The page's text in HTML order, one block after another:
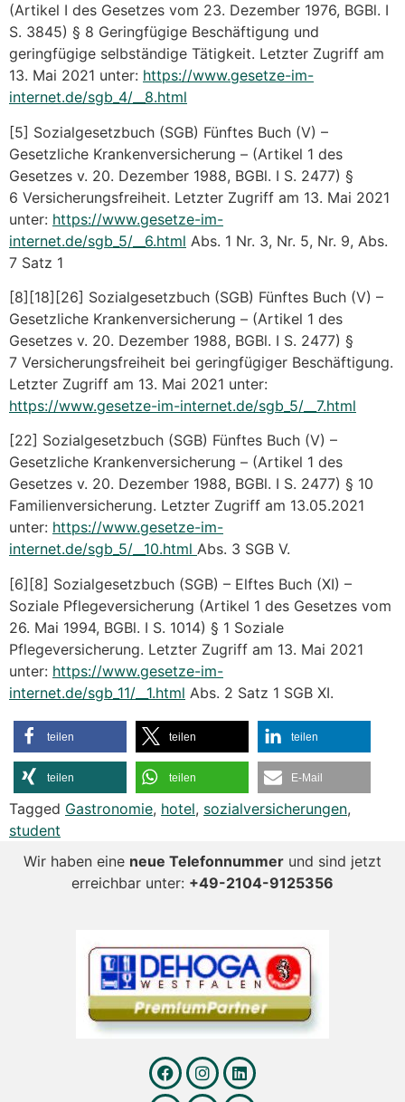
(Artikel I des Gesetzes vom 23. Dezember 1976, BGBl. I
S. 3845) § 8 Geringfügige Beschäftigung und
geringfügige selbständige Tätigkeit. Letzter Zugriff am
13. Mai 2021 unter: https://www.gesetze-im-
internet.de/sgb_4/__8.html
[5] Sozialgesetzbuch (SGB) Fünftes Buch (V) –
Gesetzliche Krankenversicherung – (Artikel 1 des
Gesetzes v. 20. Dezember 1988, BGBl. I S. 2477) §
6 Versicherungsfreiheit. Letzter Zugriff am 13. Mai 2021
unter: https://www.gesetze-im-
internet.de/sgb_5/__6.html Abs. 1 Nr. 3, Nr. 5, Nr. 9, Abs.
7 Satz 1
[8][18][26] Sozialgesetzbuch (SGB) Fünftes Buch (V) –
Gesetzliche Krankenversicherung – (Artikel 1 des
Gesetzes v. 20. Dezember 1988, BGBl. I S. 2477) §
7 Versicherungsfreiheit bei geringfügiger Beschäftigung.
Letzter Zugriff am 13. Mai 2021 unter:
https://www.gesetze-im-internet.de/sgb_5/__7.html
[22] Sozialgesetzbuch (SGB) Fünftes Buch (V) –
Gesetzliche Krankenversicherung – (Artikel 1 des
Gesetzes v. 20. Dezember 1988, BGBl. I S. 2477) § 10
Familienversicherung. Letzter Zugriff am 13.05.2021
unter: https://www.gesetze-im-
internet.de/sgb_5/__10.html Abs. 3 SGB V.
[6][8] Sozialgesetzbuch (SGB) – Elftes Buch (XI) –
Soziale Pflegeversicherung (Artikel 1 des Gesetzes vom
26. Mai 1994, BGBl. I S. 1014) § 1 Soziale
Pflegeversicherung. Letzter Zugriff am 13. Mai 2021
unter: https://www.gesetze-im-
internet.de/sgb_11/__1.html Abs. 2 Satz 1 SGB XI.
teilen teilen teilen
teilen teilen E-Mail
Tagged Gastronomie, hotel, sozialversicherungen,
student
Wir haben eine neue Telefonnummer und sind jetzt
erreichbar unter: +49-2104-9125356